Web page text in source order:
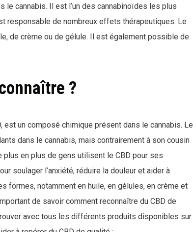
le cannabis. Il est l’un des cannabinoïdes les plus
responsable de nombreux effets thérapeutiques. Le
de crème ou de gélule. Il est également possible de
?
est un composé chimique présent dans le cannabis. Le
dans le cannabis, mais contrairement à son cousin
en plus de gens utilisent le CBD pour ses
soulager l’anxiété, réduire la douleur et aider à
formes, notamment en huile, en gélules, en crème et
de savoir comment reconnaître du CBD de
avec tous les différents produits disponibles sur